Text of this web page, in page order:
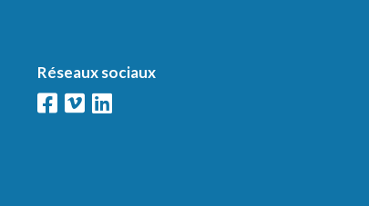
Réseaux sociaux